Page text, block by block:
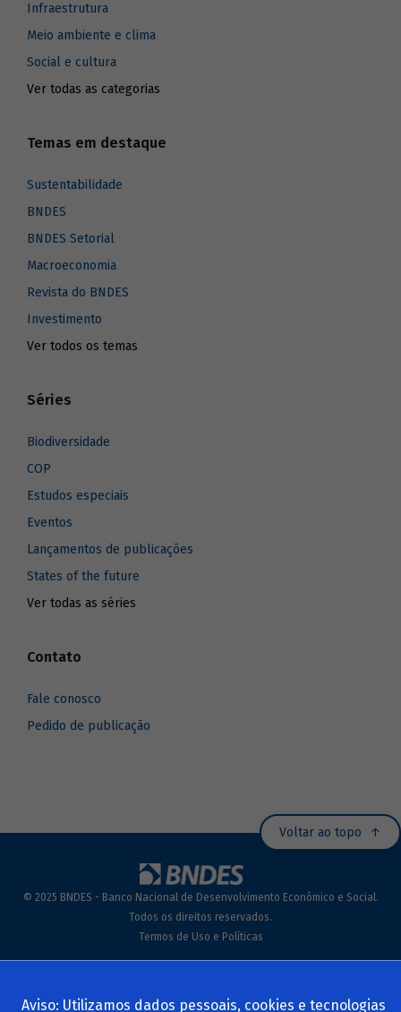
Infraestrutura
Meio ambiente e clima
Social e cultura
Ver todas as categorias
Temas em destaque
Sustentabilidade
BNDES
BNDES Setorial
Macroeconomia
Revista do BNDES
Investimento
Ver todos os temas
Séries
Biodiversidade
COP
Estudos especiais
Eventos
Lançamentos de publicações
States of the future
Ver todas as séries
Contato
Fale conosco
Pedido de publicação
Voltar ao topo
© 2025 BNDES - Banco Nacional de Desenvolvimento Econômico e Social.
Todos os direitos reservados.
Termos de Uso e Políticas
Aviso: Utilizamos dados pessoais, cookies e tecnologias